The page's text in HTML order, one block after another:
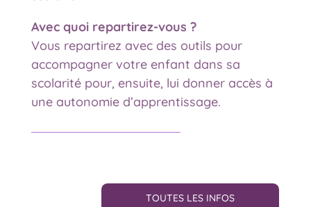
Avec quoi repartirez-vous ?
Vous repartirez avec des outils pour
accompagner votre enfant dans sa
scolarité pour, ensuite, lui donner accès à
une autonomie d’apprentissage.
TOUTES LES INFOS